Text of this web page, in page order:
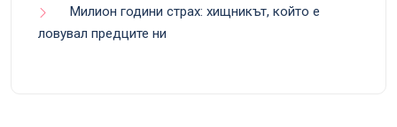
Милион години страх: хищникът, който е
ловувал предците ни